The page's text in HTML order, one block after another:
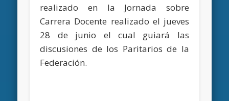
realizado en la Jornada sobre
Carrera Docente realizado el jueves
28 de junio el cual guiará las
discusiones de los Paritarios de la
Federación.